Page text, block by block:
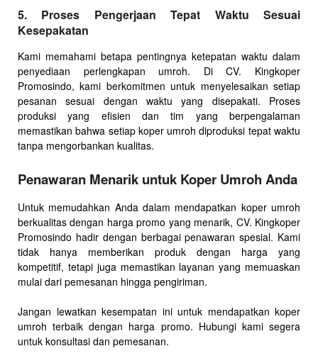
5. Proses Pengerjaan Tepat Waktu Sesuai
Kesepakatan
Kami memahami betapa pentingnya ketepatan waktu dalam
penyediaan perlengkapan umroh. Di CV. Kingkoper
Promosindo, kami berkomitmen untuk menyelesaikan setiap
pesanan sesuai dengan waktu yang disepakati. Proses
produksi yang efisien dan tim yang berpengalaman
memastikan bahwa setiap koper umroh diproduksi tepat waktu
tanpa mengorbankan kualitas.
Penawaran Menarik untuk Koper Umroh Anda
Untuk memudahkan Anda dalam mendapatkan koper umroh
berkualitas dengan harga promo yang menarik, CV. Kingkoper
Promosindo hadir dengan berbagai penawaran spesial. Kami
tidak hanya memberikan produk dengan harga yang
kompetitif, tetapi juga memastikan layanan yang memuaskan
mulai dari pemesanan hingga pengiriman.
Jangan lewatkan kesempatan ini untuk mendapatkan koper
umroh terbaik dengan harga promo. Hubungi kami segera
untuk konsultasi dan pemesanan.